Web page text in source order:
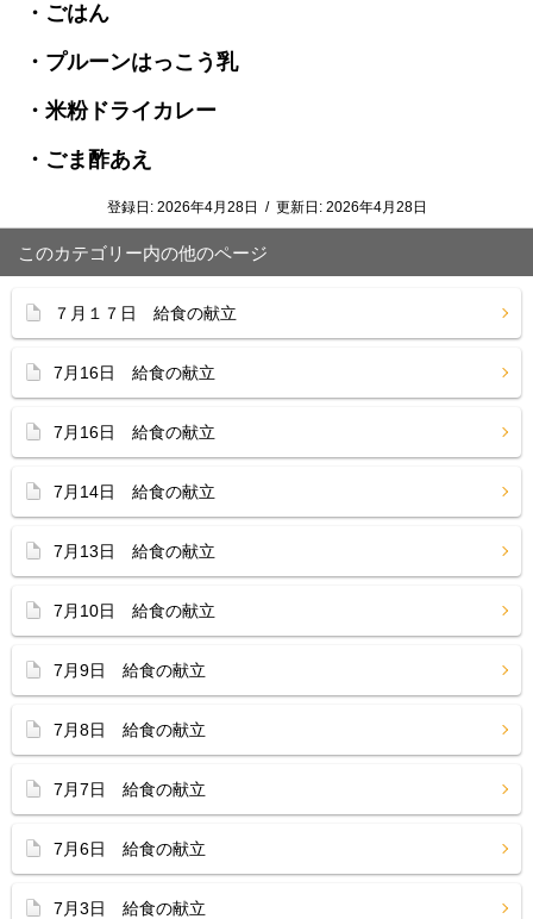
・ごはん
・プルーンはっこう乳
・米粉ドライカレー
・ごま酢あえ
登録日: 2026年4月28日 / 更新日: 2026年4月28日
このカテゴリー内の他のページ
７月１７日 給食の献立
7月16日 給食の献立
7月16日 給食の献立
7月14日 給食の献立
7月13日 給食の献立
7月10日 給食の献立
7月9日 給食の献立
7月8日 給食の献立
7月7日 給食の献立
7月6日 給食の献立
7月3日 給食の献立